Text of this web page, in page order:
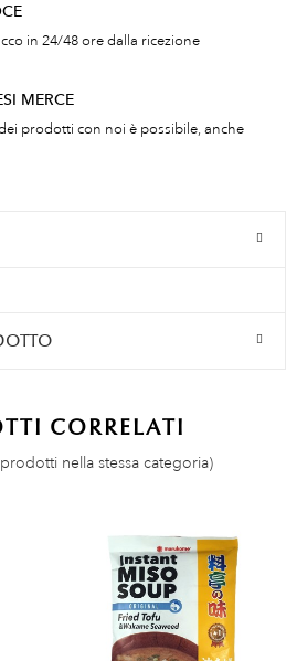
in 24/48 ore dalla ricezione
MERCE
prodotti con noi è possibile, anche
CORRELATI
nella stessa categoria)